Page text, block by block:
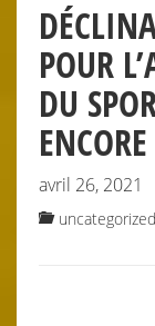
POUR
DU
avril 26, 2021
uncategorized